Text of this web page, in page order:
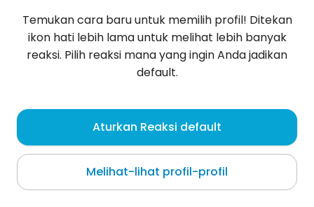
AliAli17
Ibb
Tentang saya
Temukan cara baru untuk memilih profil! Ditekan
ikon hati lebih lama untuk melihat lebih banyak
reaksi. Pilih reaksi mana yang ingin Anda jadikan
default.
Aturkan Reaksi default
Melihat-lihat profil-profil